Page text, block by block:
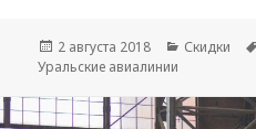
Опубликовано
2 августа 2018 Рубрики
Скидки
Уральские авиалинии